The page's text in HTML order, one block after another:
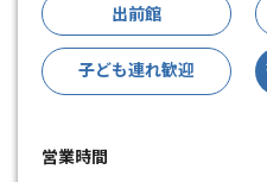
出前館
子ども連れ歓迎
営業時間